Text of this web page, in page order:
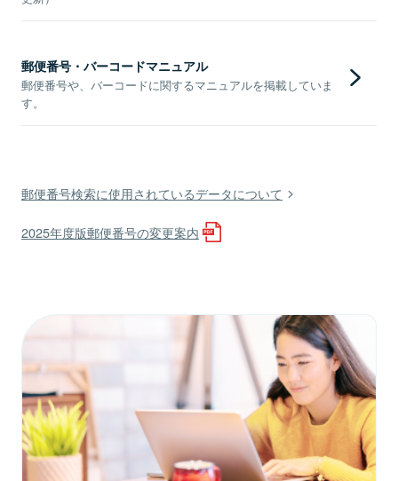
郵便番号・バーコードマニュアル
郵便番号や、バーコードに関するマニュアルを掲載していま
す。
郵便番号検索に使用されているデータについて
2025年度版郵便番号の変更案内